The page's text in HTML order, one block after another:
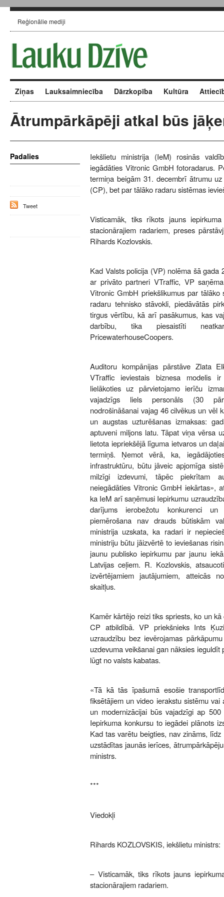
Reģionālie mediji
Ziņas Lauksaimniecība Dārzkopība Kultūra
Ātrumpārkāpēji atkal būs
Iekšlietu ministrija (IeM) rosinās
iegādāties Vitronic GmbH fotoradarus.
termiņa beigām 31. decembrī ātrumu
(CP), bet par tālāko radaru sistēmas
Visticamāk, tiks rīkots jauns
stacionārajiem radariem, preses
Rihards Kozlovskis.
Kad Valsts policija (VP) nolēma šā gada
ar privāto partneri VTraffic, VP
Vitronic GmbH priekšlikumus par
radaru tehnisko stāvokli, piedāvātās
tirgus vērtību, kā arī pasākumus, kas
darbību, tika piesaistīti
PricewaterhouseCoopers.
Auditoru kompānijas pārstāve Zlata
VTraffic ieviestais biznesa modelis
lielākoties uz pārvietojamo ierīču
vajadzīgs liels personāls (30
nodrošināšanai vajag 46 cilvēkus un vēl
un augstas uzturēšanas izmaksas:
aptuveni miljons latu. Tāpat viņa vērsa
lietota iepriekšējā līguma ietvaros un
termiņš. Ņemot vērā, ka,
infrastruktūru, būtu jāveic apjomīga
milzīgi izdevumi, tāpēc piekrītam
neiegādāties Vitronic GmbH iekārtas»,
ka IeM arī saņēmusi Iepirkumu
darījums ierobežotu konkurenci
piemērošana nav drauds būtiskām
ministrija uzskata, ka radari ir
ministriju būtu jāizvērtē to ieviešanas
jaunu publisko iepirkumu par jaunu
Latvijas ceļiem. R. Kozlovskis,
izvērtējamiem jautājumiem, atteicās
skaitļus.
Kamēr kārtējo reizi tiks spriests, ko un
CP atbildībā. VP priekšnieks Ints
uzraudzību bez ievērojamas
uzdevuma veikšanai gan nāksies
lūgt no valsts kabatas.
«Tā kā tās īpašumā esošie
fiksētājiem un video ierakstu sistēmu
un modernizācijai būs vajadzīgi ap
Iepirkuma konkursu to iegādei plānots
Kad tas varētu beigties, nav zināms,
uzstādītas jaunās ierīces,
ministrs.
***
Viedokļi
Rihards KOZLOVSKIS, iekšlietu ministrs:
– Visticamāk, tiks rīkots jauns
stacionārajiem radariem.
Padalies
Tweet